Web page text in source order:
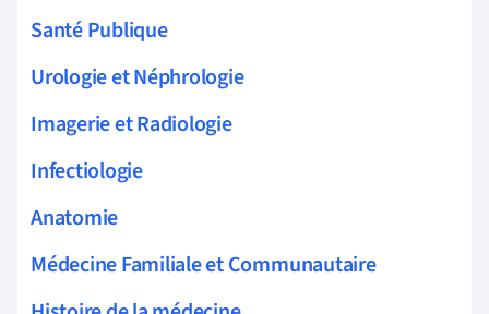
Santé Publique
Urologie et Néphrologie
Imagerie et Radiologie
Infectiologie
Anatomie
Médecine Familiale et Communautaire